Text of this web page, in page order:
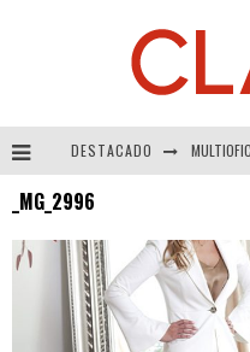
DESTACADO
_MG_2996